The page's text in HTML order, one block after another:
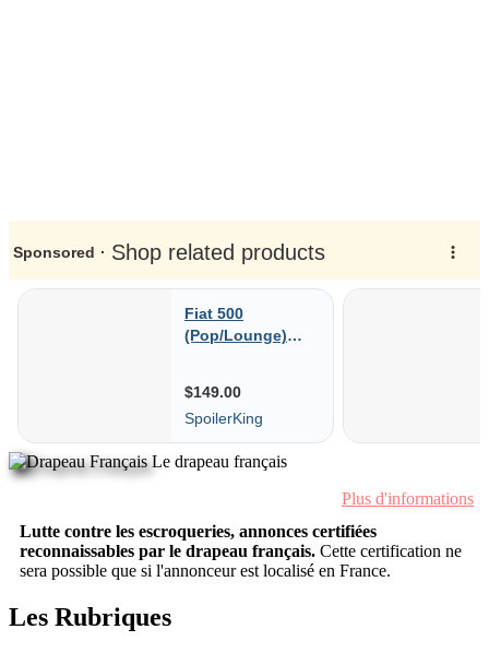
Le drapeau français
Plus d'informations
Lutte contre les escroqueries, annonces certifiées
reconnaissables par le drapeau français. Cette certification ne
sera possible que si l'annonceur est localisé en France.
Les Rubriques